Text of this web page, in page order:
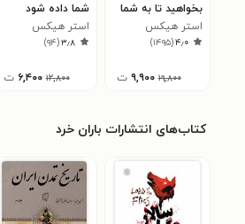
بخواهید تا به شما
داده شود (خلاصه
کتاب)
استر هیکس
۴٫۰(۱۴۹۵)
۱۹,۸۰۰ ۹,۹۰۰ ت
شما داده شود
(خلاصه کتاب)
استر هیکس
۳٫۸(۹۴)
۱۲,۸۰۰ ۶,۴۰۰ ت
کتاب‌های انتشارات باران خرد